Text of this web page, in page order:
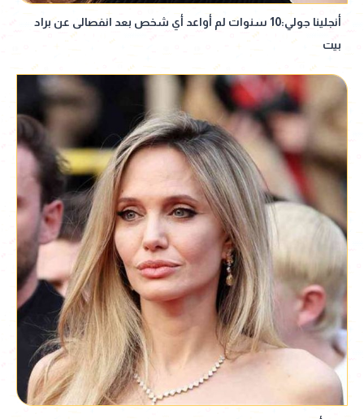
أنجلينا جولي:10 سنوات لم أواعد أي شخص بعد انفصالى عن براد
بيت